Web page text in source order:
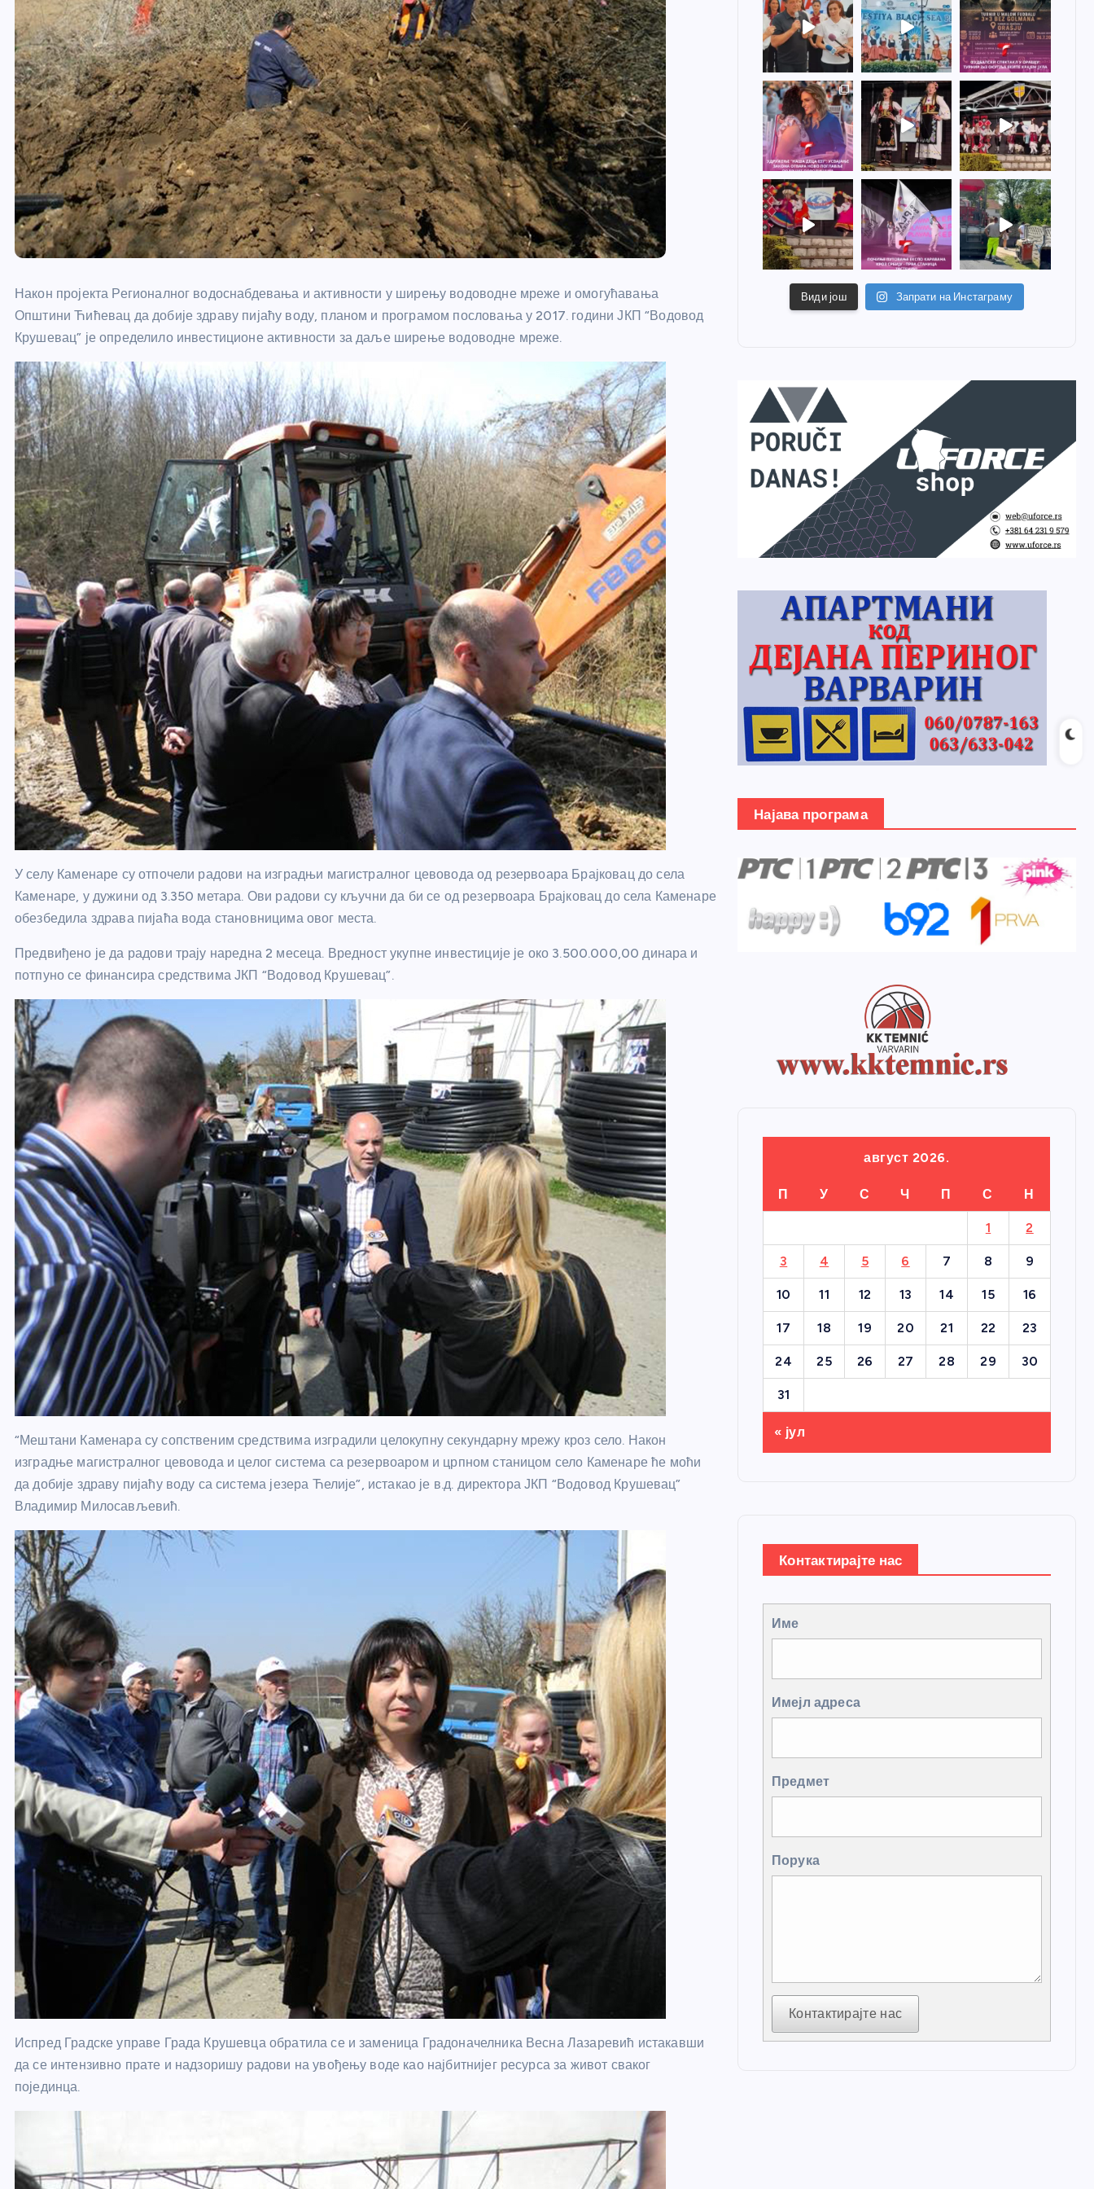
Након пројекта Регионалног водоснабдевања и активности у ширењу водоводне мреже и омогућавања
Општини Ћићевац да добије здраву пијаћу воду, планом и програмом пословања у 2017. години ЈКП “Водовод
Крушевац” је определило инвестиционе активности за даље ширење водоводне мреже.
У селу Каменаре су отпочели радови на изградњи магистралног цевовода од резервоара Брајковац до села
Каменаре, у дужини од 3.350 метара. Ови радови су кључни да би се од резервоара Брајковац до села Каменаре
обезбедила здрава пијаћа вода становницима овог места.
Предвиђено је да радови трају наредна 2 месеца. Вредност укупне инвестиције је око 3.500.000,00 динара и
потпуно се финансира средствима ЈКП “Водовод Крушевац”.
“Мештани Каменара су сопственим средствима изградили целокупну секундарну мрежу кроз село. Након
изградње магистралног цевовода и целог система са резервоаром и црпном станицом село Каменаре ће моћи
да добије здраву пијаћу воду са система језера Ћелије”, истакао је в.д. директора ЈКП “Водовод Крушевац”
Владимир Милосављевић.
Испред Градске управе Града Крушевца обратила се и заменица Градоначелника Весна Лазаревић истакавши
да се интензивно прате и надзоришу радови на увођењу воде као најбитнијег ресурса за живот сваког
појединца.
Види још Запрати на Инстаграму
Најава програма
август 2026.
П У С Ч П С Н
1 2
3 4 5 6 7 8 9
10 11 12 13 14 15 16
17 18 19 20 21 22 23
24 25 26 27 28 29 30
31
« јул
Контактирајте нас
Име
Имејл адреса
Предмет
Порука
Контактирајте нас